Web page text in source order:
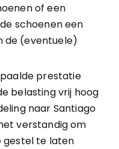
of een
schoenen een
de (eventuele)
prestatie
belasting vrij hoog
naar Santiago
verstandig om
gestel te laten